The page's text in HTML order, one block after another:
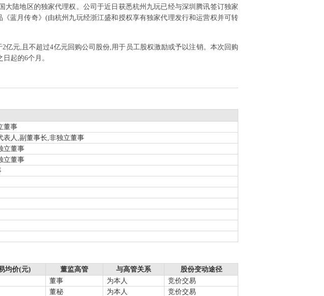
陆地区的独家代理权。公司于近日获悉杭州九玩已经与深圳腾讯签订独家
蓝月传奇》(由杭州九玩经浙江盛和授权享有独家代理发行和运营权并可转
亿元,且不超过4亿元回购公司股份,用于员工股权激励或予以注销。本次回购
起的6个月。
董事
表人,副董事长,非独立董事
立董事
立董事
均价(元) 董监高管 与高管关系
股份变动途径
董事 为本人
竞价交易
董秘 为本人
竞价交易